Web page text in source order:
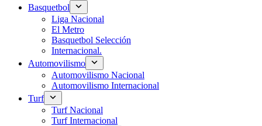
Basquetbol
Liga Nacional
El Metro
Basquetbol Selección
Internacional.
Automovilismo
Automovilismo Nacional
Automovilismo Internacional
Turf
Turf Nacional
Turf Internacional